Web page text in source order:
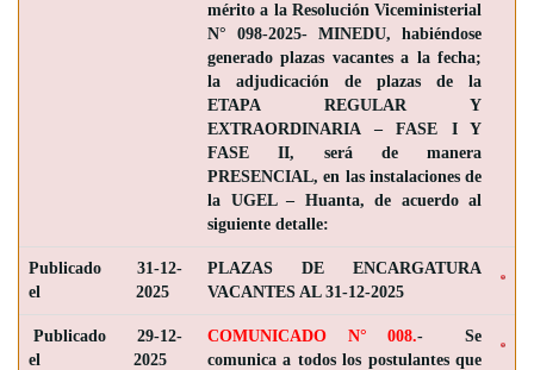
mérito a la Resolución Viceministerial
N° 098-2025- MINEDU, habiéndose
generado plazas vacantes a la fecha;
la adjudicación de plazas de la
ETAPA REGULAR Y
EXTRAORDINARIA – FASE I Y
FASE II, será de manera
PRESENCIAL, en las instalaciones de
la UGEL – Huanta, de acuerdo al
siguiente detalle:
Publicado
el
31-12-
2025
PLAZAS DE ENCARGATURA
VACANTES AL 31-12-2025
Publicado
el
29-12-
2025
COMUNICADO N° 008.- Se
comunica a todos los postulantes que